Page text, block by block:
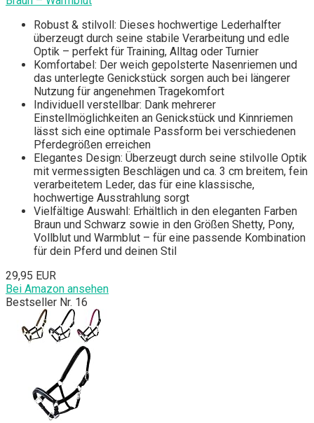
Robust & stilvoll: Dieses hochwertige Lederhalfter
überzeugt durch seine stabile Verarbeitung und edle
Optik – perfekt für Training, Alltag oder Turnier
Komfortabel: Der weich gepolsterte Nasenriemen und
das unterlegte Genickstück sorgen auch bei längerer
Nutzung für angenehmen Tragekomfort
Individuell verstellbar: Dank mehrerer
Einstellmöglichkeiten an Genickstück und Kinnriemen
lässt sich eine optimale Passform bei verschiedenen
Pferdegrößen erreichen
Elegantes Design: Überzeugt durch seine stilvolle Optik
mit vermessigten Beschlägen und ca. 3 cm breitem, fein
verarbeitetem Leder, das für eine klassische,
hochwertige Ausstrahlung sorgt
Vielfältige Auswahl: Erhältlich in den eleganten Farben
Braun und Schwarz sowie in den Größen Shetty, Pony,
Vollblut und Warmblut – für eine passende Kombination
für dein Pferd und deinen Stil
29,95 EUR
Bei Amazon ansehen
Bestseller Nr. 16